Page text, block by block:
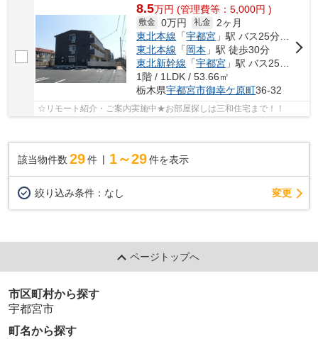
8.5万円 (管理費等：5,000円 )
敷金 0万円 礼金
2ヶ月
東北本線 「宇都宮 」駅 バス25分 「御幸ヶ原児童公園前」 停歩5分
東北本線 「岡本 」駅 徒歩30分
東北新幹線 「宇都宮 」駅 バス25分 「御幸ヶ原児童公園前」 停歩5分
1階 / 1LDK / 53.66㎡
栃木県宇都宮市御幸ケ原町36-32
☆リモート紹介・ご案内実施中★お部屋探しは三和住宅まで！！
該当物件数 29件 1～29 件を表示
絞り込み条件： なし 変更
ページトップへ
市区町村から探す
宇都宮市
町名から探す